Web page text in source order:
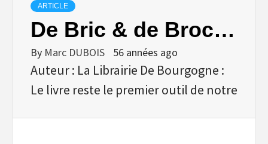
ARTICLE
De Bric & de Broc…
By Marc DUBOIS 56 années ago
Auteur : La Librairie De Bourgogne :
Le livre reste le premier outil de notre